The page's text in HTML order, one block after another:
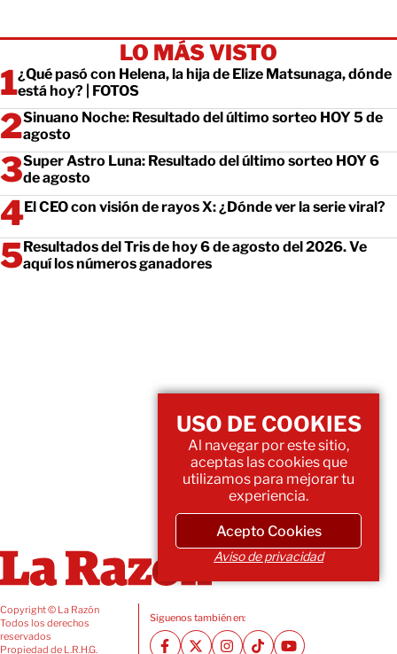
LO MÁS VISTO
¿Qué pasó con Helena, la hija de Elize Matsunaga, dónde
está hoy? | FOTOS
Sinuano Noche: Resultado del último sorteo HOY 5 de
agosto
Super Astro Luna: Resultado del último sorteo HOY 6
de agosto
El CEO con visión de rayos X: ¿Dónde ver la serie viral?
Resultados del Tris de hoy 6 de agosto del 2026. Ve
aquí los números ganadores
Copyright © La Razón
Todos los derechos
reservados
Propiedad de L.R.H.G.
Siguenos también en:
USO DE COOKIES
Al navegar por este sitio,
aceptas las cookies que
utilizamos para mejorar tu
experiencia.
Acepto Cookies
Aviso de privacidad